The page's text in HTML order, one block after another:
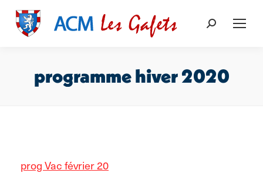
Recherche
programme hiver 2020
prog Vac février 20